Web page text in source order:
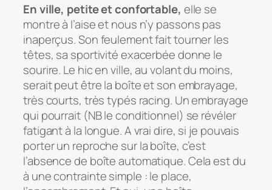
En ville, petite et confortable, elle se
montre à l’aise et nous n’y passons pas
inaperçus. Son feulement fait tourner les
têtes, sa sportivité exacerbée donne le
sourire. Le hic en ville, au volant du moins,
serait peut être la boîte et son embrayage,
très courts, très typés racing. Un embrayage
qui pourrait (NB le conditionnel) se révéler
fatigant à la longue. A vrai dire, si je pouvais
porter un reproche sur la boîte, c’est
l’absence de boîte automatique. Cela est du
à une contrainte simple : le place,